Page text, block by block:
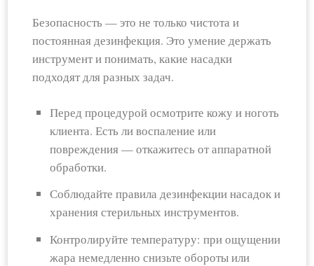
Безопасность — это не только чистота и
постоянная дезинфекция. Это умение держать
инструмент и понимать, какие насадки
подходят для разных задач.
Перед процедурой осмотрите кожу и ноготь
клиента. Есть ли воспаление или
повреждения — откажитесь от аппаратной
обработки.
Соблюдайте правила дезинфекции насадок и
хранения стерильных инструментов.
Контролируйте температуру: при ощущении
жара немедленно снизьте обороты или